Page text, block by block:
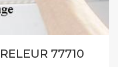
77710